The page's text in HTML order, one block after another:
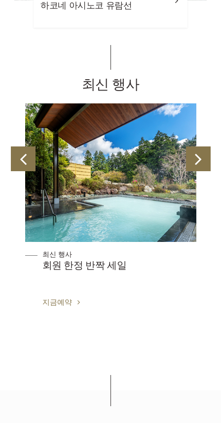
하코네 신사
최신 행사
최신 행사
저녁 식사만 플랜
지금예약